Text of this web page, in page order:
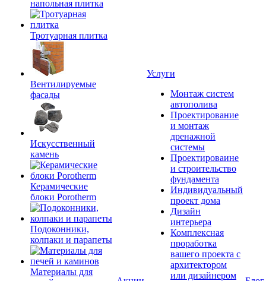
напольная плитка
Тротуарная плитка
Вентилируемые
фасады
Искусственный
камень
Керамические
блоки Porotherm
Подоконники,
колпаки и парапеты
Материалы для
Услуги
Монтаж систем
автополива
Проектирование
и монтаж
дренажной
системы
Проектироваине
и строительство
фундамента
Индивидуальный
проект дома
Дизайн
интерьера
Комплексная
проработка
вашего проекта с
архитектором
или дизайнером